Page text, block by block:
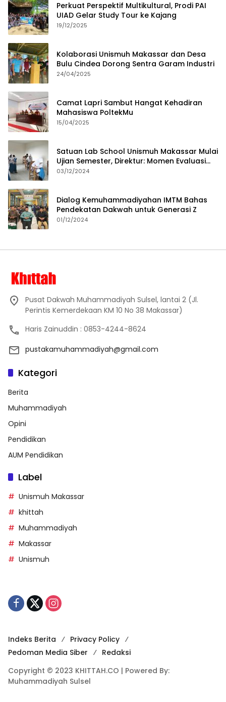
Perkuat Perspektif Multikultural, Prodi PAI
UIAD Gelar Study Tour ke Kajang
19/12/2025
Kolaborasi Unismuh Makassar dan Desa
Bulu Cindea Dorong Sentra Garam Industri
24/04/2025
Camat Lapri Sambut Hangat Kehadiran
Mahasiswa PoltekMu
15/04/2025
Satuan Lab School Unismuh Makassar Mulai
Ujian Semester, Direktur: Momen Evaluasi
Proses Pembelajaran
03/12/2024
Dialog Kemuhammadiyahan IMTM Bahas
Pendekatan Dakwah untuk Generasi Z
01/12/2024
Pusat Dakwah Muhammadiyah Sulsel, lantai 2 (Jl.
Perintis Kemerdekaan KM 10 No 38 Makassar)
Haris Zainuddin : 0853-4244-8624
pustakamuhammadiyah@gmail.com
Kategori
Berita
Muhammadiyah
Opini
Pendidikan
AUM Pendidikan
Label
Unismuh Makassar
khittah
Muhammadiyah
Makassar
Unismuh
Indeks Berita
Privacy Policy
Pedoman Media Siber
Redaksi
Copyright © 2023 KHITTAH.CO | Powered By:
Muhammadiyah Sulsel